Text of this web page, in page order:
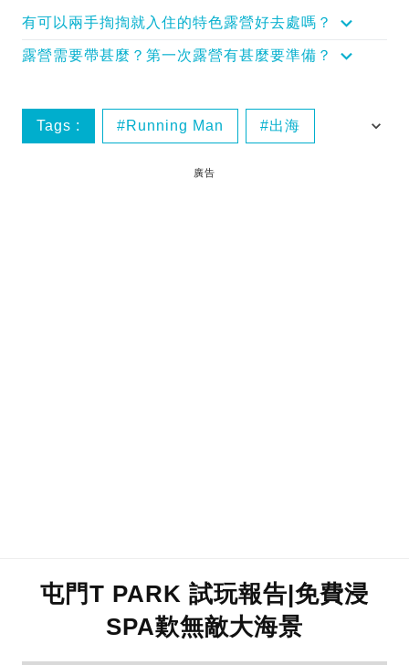
有可以兩手揈揈就入住的特色露營好去處嗎？
露營需要帶甚麼？第一次露營有甚麼要準備？
Tags : Running Man 出海
廣告
屯門T PARK 試玩報告|免費浸
SPA歎無敵大海景